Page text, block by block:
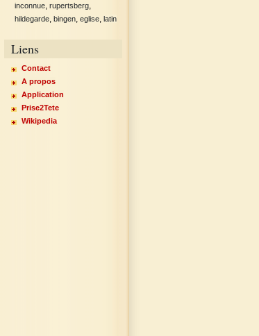
inconnue rupertsberg
hildegarde bingen eglise latin
Liens
Contact
A propos
Application
Prise2Tete
Wikipedia